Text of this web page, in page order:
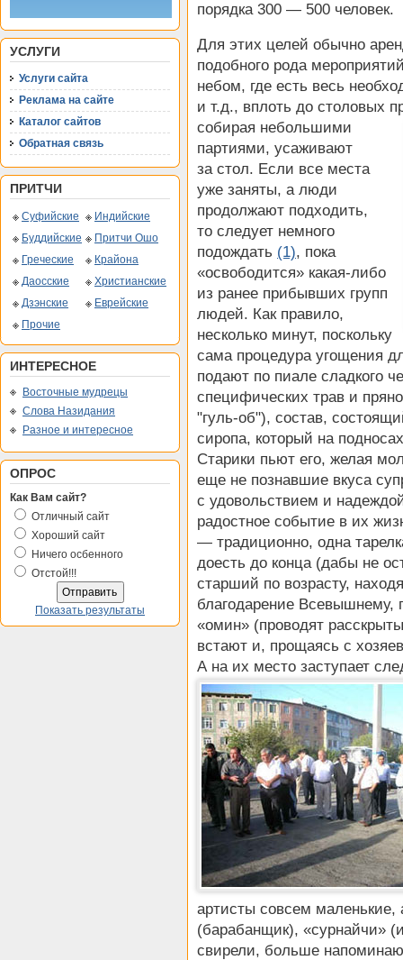
УСЛУГИ
Услуги сайта
Реклама на сайте
Каталог сайтов
Обратная связь
ПРИТЧИ
Суфийские
Индийские
Буддийские
Притчи Ошо
Греческие
Крайона
Даосские
Христианские
Дзэнские
Еврейские
Прочие
ИНТЕРЕСНОЕ
Восточные мудрецы
Слова Назидания
Разное и интересное
ОПРОС
Как Вам сайт?
Отличный сайт
Хороший сайт
Ничего осбенного
Отстой!!!
Показать результаты
порядка 300 — 500 человек.
Для этих целей обычно
подобного рода
небом, где есть весь
и т.д., вплоть до столовых
собирая небольшими
партиями, усаживают
за стол. Если все места
уже заняты, а люди
продолжают подходить,
то следует немного
подождать (1), пока
«освободится» какая-либо
из ранее прибывших групп
людей. Как правило,
несколько минут, поскольку
сама процедура угощения
подают по пиале сладкого
специфических трав и
"гуль-об"), состав,
сиропа, который на
Старики пьют его, желая
еще не познавшие вкуса
с удовольствием и
радостное событие в их
— традиционно, одна
доесть до конца (дабы не
старший по возрасту,
благодарение Всевышнему,
«омин» (проводят
встают и, прощаясь с
А на их место заступает
артисты совсем маленькие,
(барабанщик), «сурнайчи»
свирели, больше